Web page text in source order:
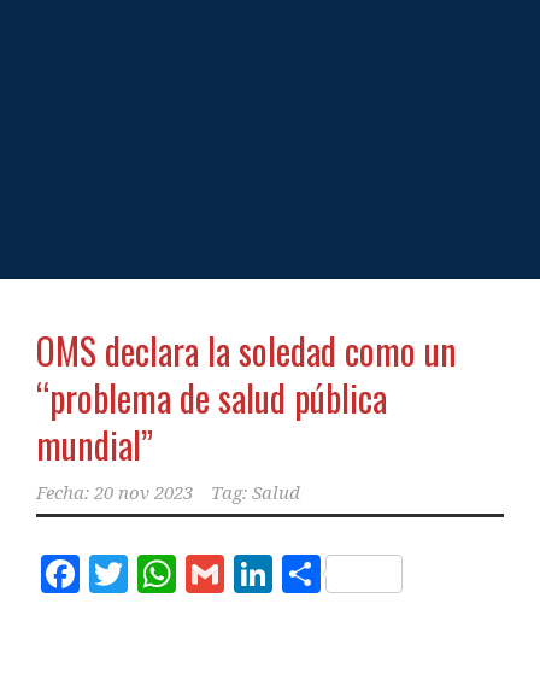
OMS declara la soledad como un
“problema de salud pública
mundial”
Fecha: 20 nov 2023 Tag: Salud
Facebook
Twitter
WhatsApp
GmailLinkedIn
Compartir